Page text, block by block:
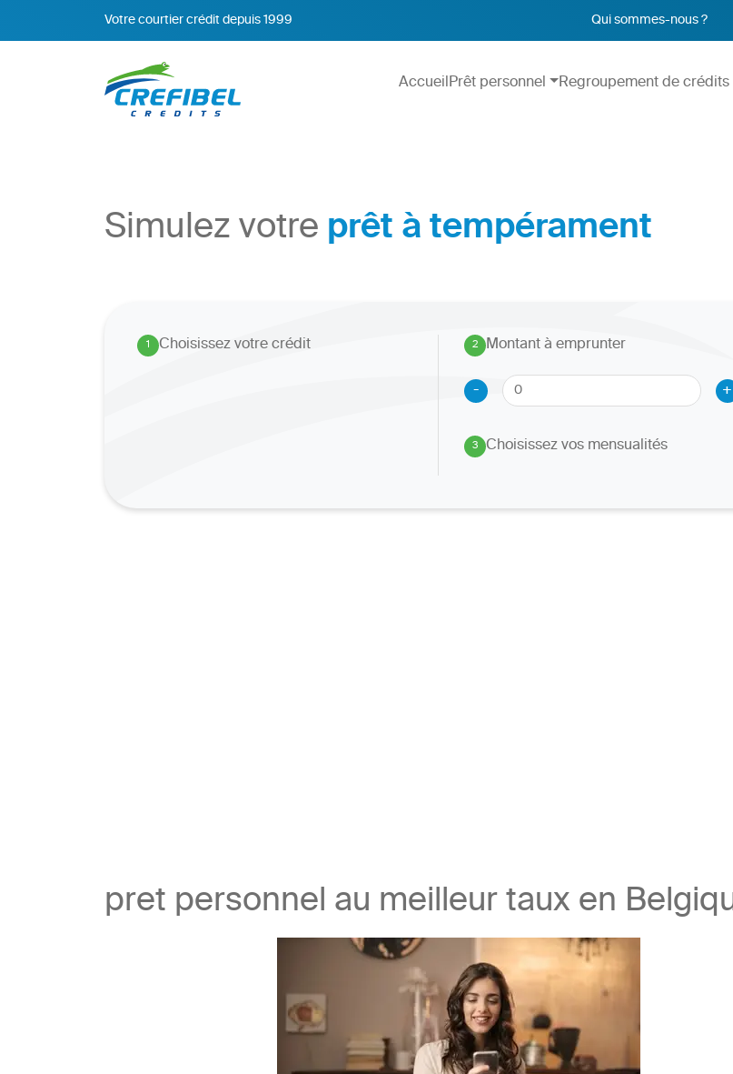
Votre courtier crédit depuis 1999 Qui sommes-nous ?
AccueilPrêt personnel Regroupement de crédits
Simulez votreprêt à tempérament
1. Choisissez votre crédit 2
.
Montant à emprunter
-
+
3
. Choisissez vos mensualités
pret personnel au meilleur taux en